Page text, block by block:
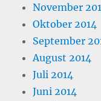
November
Oktober 2014
September
August 2014
Juli 2014
Juni 2014